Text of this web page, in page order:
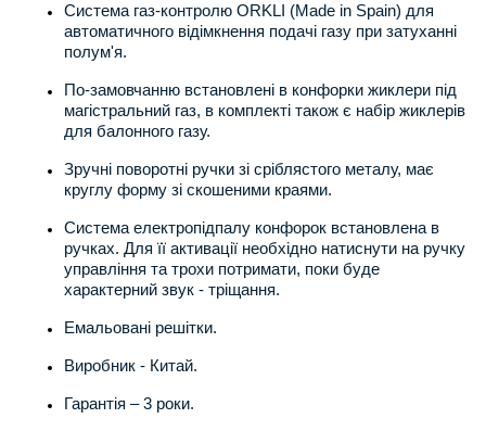
Система газ-контролю ORKLI (Made in Spain) для
автоматичного відімкнення подачі газу при затуханні
полум'я.
По-замовчанню встановлені в конфорки жиклери під
магістральний газ, в комплекті також є набір жиклерів
для балонного газу.
Зручні поворотні ручки зі сріблястого металу, має
круглу форму зі скошеними краями.
Система електропідпалу конфорок встановлена в
ручках. Для її активації необхідно натиснути на ручку
управління та трохи потримати, поки буде
характерний звук - тріщання.
Емальовані решітки.
Виробник - Китай.
Гарантія – 3 роки.